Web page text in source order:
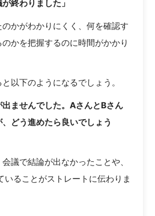
終わりました」
かがわかりにくく、何を確認す
かを把握するのに時間がかかり
以下のようになるでしょう。
出ませんでした。AさんとBさん
どう進めたら良いでしょう
議で結論が出なかったことや、
いることがストレートに伝わりま